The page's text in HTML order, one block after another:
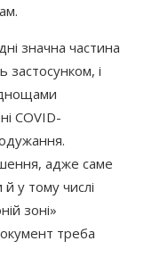
значна частина
і
COVID-
адже саме
й у тому числі
зоні»
треба